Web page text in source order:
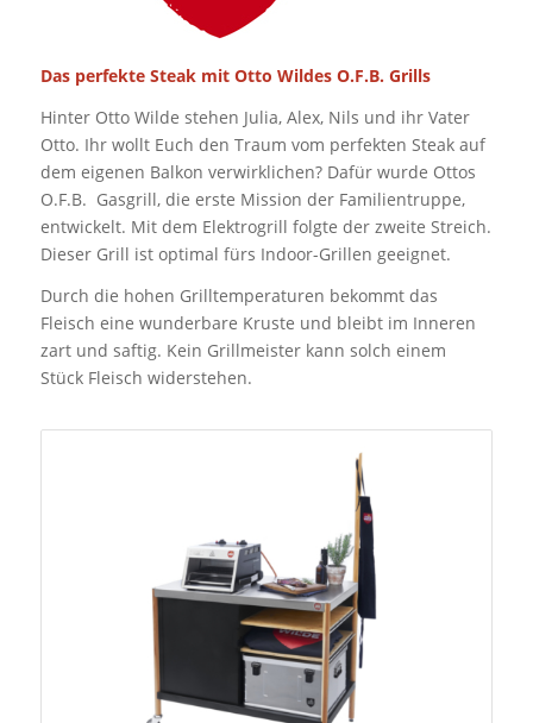
Das perfekte Steak mit Otto Wildes O.F.B. Grills
Hinter Otto Wilde stehen Julia, Alex, Nils und ihr Vater
Otto. Ihr wollt Euch den Traum vom perfekten Steak auf
dem eigenen Balkon verwirklichen? Dafür wurde Ottos
O.F.B. Gasgrill, die erste Mission der Familientruppe,
entwickelt. Mit dem Elektrogrill folgte der zweite Streich.
Dieser Grill ist optimal fürs Indoor-Grillen geeignet.
Durch die hohen Grilltemperaturen bekommt das
Fleisch eine wunderbare Kruste und bleibt im Inneren
zart und saftig. Kein Grillmeister kann solch einem
Stück Fleisch widerstehen.